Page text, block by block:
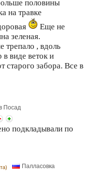
половины
на травке
Еще не
зеленая.
трепало , вдоль
виде веток и
старого забора. Все в
Посад
подкладывали по
Палласовка